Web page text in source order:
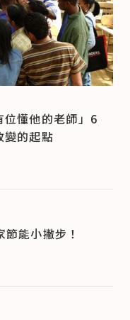
位懂他的老師」6
變的起點
能小撇步！